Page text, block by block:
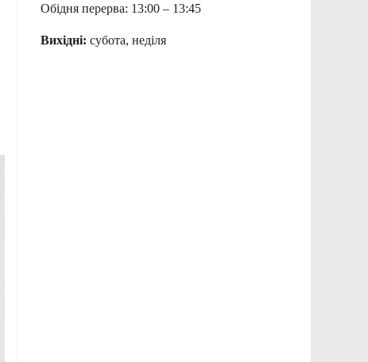
Обідня перерва: 13:00 – 13:45
Вихідні: субота, неділя